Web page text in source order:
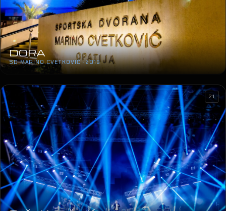
DORA
SD MARINO CVETKOVIĆ · 2019
21